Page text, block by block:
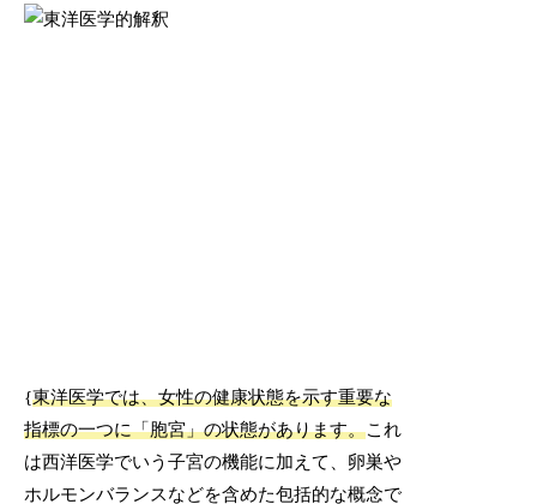
{東洋医学では、女性の健康状態を示す重要な
指標の一つに「胞宮」の状態があります。これ
は西洋医学でいう子宮の機能に加えて、卵巣や
ホルモンバランスなどを含めた包括的な概念で